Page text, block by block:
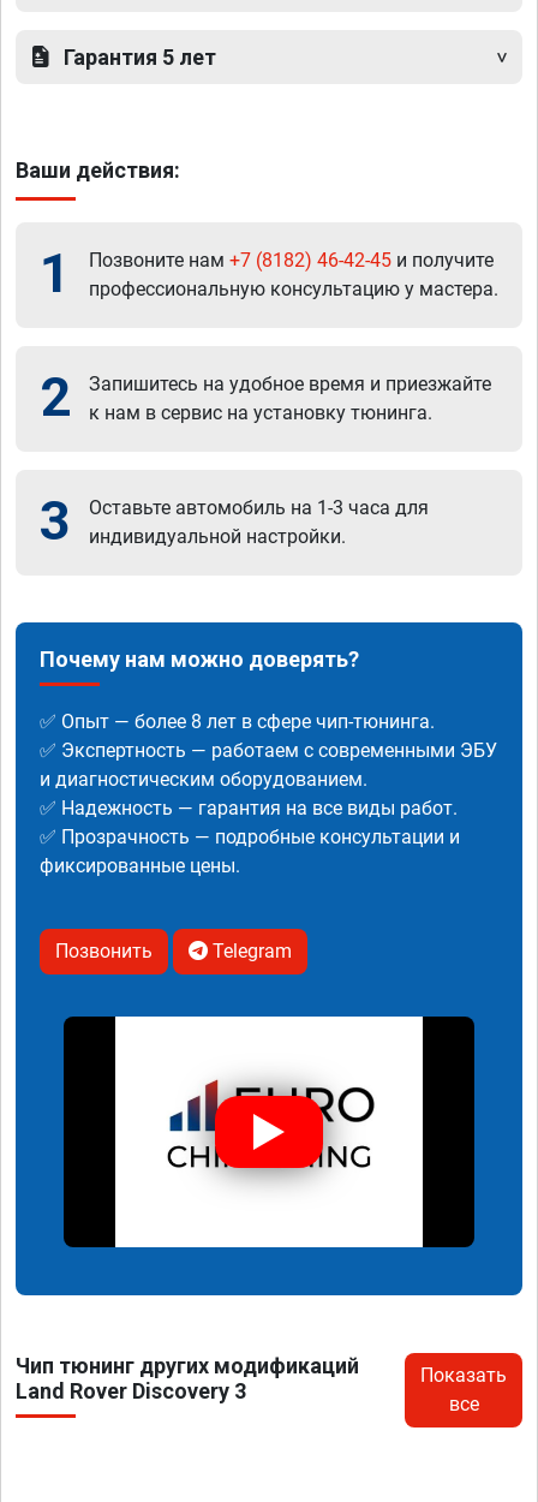
Гарантия 5 лет
Ваши действия:
1 Позвоните нам +7 (8182) 46-42-45 и получите
профессиональную консультацию у мастера.
2
Запишитесь на удобное время и приезжайте
к нам в сервис на установку тюнинга.
3
Оставьте автомобиль на 1-3 часа для
индивидуальной настройки.
Почему нам можно доверять?
✅ Опыт — более 8 лет в сфере чип-тюнинга.
✅ Экспертность — работаем с современными ЭБУ
и диагностическим оборудованием.
✅ Надежность — гарантия на все виды работ.
✅ Прозрачность — подробные консультации и
фиксированные цены.
Позвонить Telegram
Чип тюнинг других модификаций
Land Rover Discovery 3
Показать
все